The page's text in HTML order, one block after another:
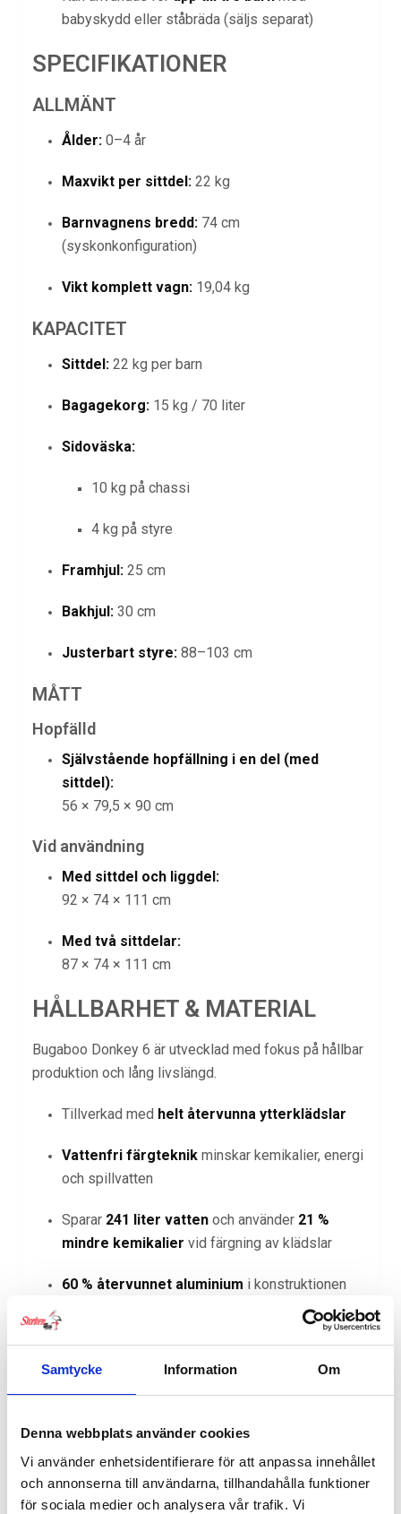
Samtycke Information Om
Denna webbplats använder cookies
Vi använder enhetsidentifierare för att anpassa innehållet
och annonserna till användarna, tillhandahålla funktioner
för sociala medier och analysera vår trafik. Vi
babyskydd eller ståbräda (säljs separat)
SPECIFIKATIONER
ALLMÄNT
Ålder:0–4 år
Maxvikt per sittdel:22 kg
Barnvagnens bredd:74 cm
(syskonkonfiguration)
Vikt komplett vagn:19,04 kg
KAPACITET
Sittdel:22 kg per barn
Bagagekorg:15 kg / 70 liter
Sidoväska:
10 kg på chassi
4 kg på styre
Framhjul:25 cm
Bakhjul:30 cm
Justerbart styre:88–103 cm
MÅTT
Hopfälld
Självstående hopfällning i en del (med
sittdel):
56 × 79,5 × 90 cm
Vid användning
Med sittdel och liggdel:
92 × 74 × 111 cm
Med två sittdelar:
87 × 74 × 111 cm
HÅLLBARHET & MATERIAL
Bugaboo Donkey 6 är utvecklad med fokus på hållbar
produktion och lång livslängd.
Tillverkad med helt återvunna ytterklädslar
Vattenfri färgteknikminskar kemikalier, energi
och spillvatten
Sparar 241 liter vattenoch använder 21 %
mindre kemikalier vid färgning av klädslar
60 % återvunnet aluminium i konstruktionen
Huvudram av
ISCC-certifierade biobaserade
material
17 % lägre koldioxidavtryck
Foder i 100 % ekologisk bomull
Handtag i 100 % veganskt läder